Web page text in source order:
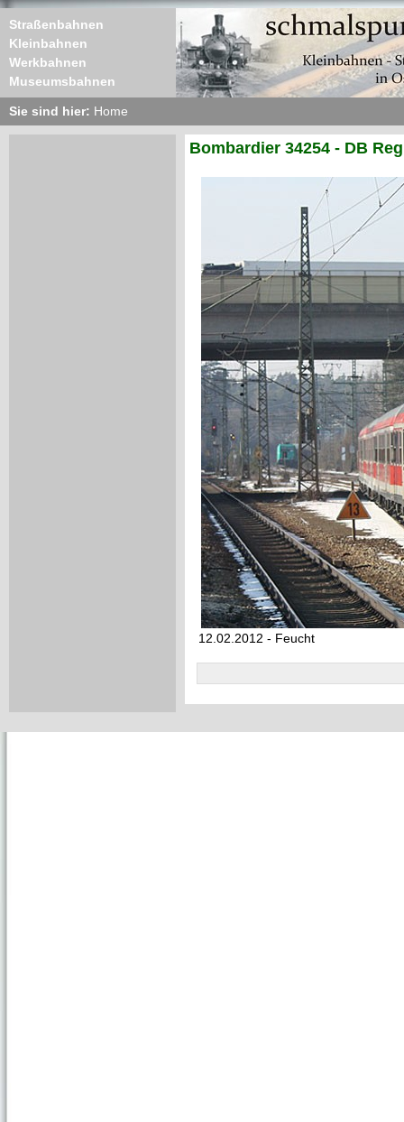
Straßenbahnen
Kleinbahnen
Werkbahnen
Museumsbahnen
Sie sind hier: Home
Bombardier 34254 - DB
12.02.2012 - Feucht